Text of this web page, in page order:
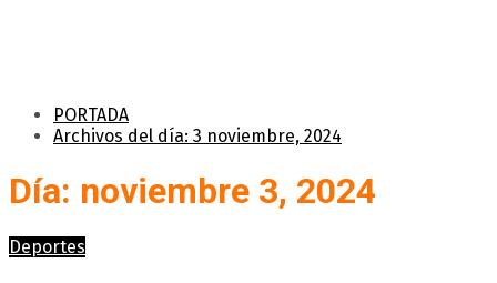
PORTADA
Archivos del día: 3 noviembre, 2024
Día: noviembre 3, 2024
Deportes